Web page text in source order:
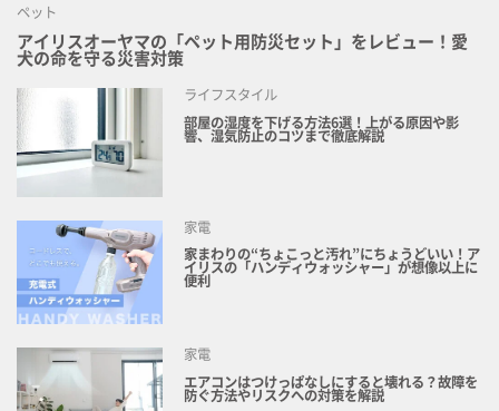
ペット
アイリスオーヤマの「ペット用防災セット」をレビュー！愛
犬の命を守る災害対策
ライフスタイル
部屋の湿度を下げる方法6選！上がる原因や影
響、湿気防止のコツまで徹底解説
家電
家まわりの“ちょこっと汚れ”にちょうどいい！ア
イリスの「ハンディウォッシャー」が想像以上に
便利
家電
エアコンはつけっぱなしにすると壊れる？故障を
防ぐ方法やリスクへの対策を解説